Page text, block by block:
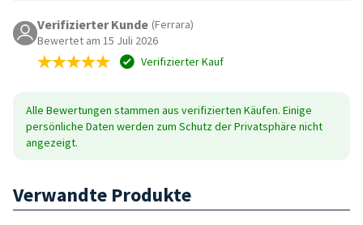
Verifizierter Kunde (Ferrara)
Bewertet am 15 Juli 2026
Verifizierter Kauf
Alle Bewertungen stammen aus verifizierten Käufen. Einige
persönliche Daten werden zum Schutz der Privatsphäre nicht
angezeigt.
Verwandte Produkte